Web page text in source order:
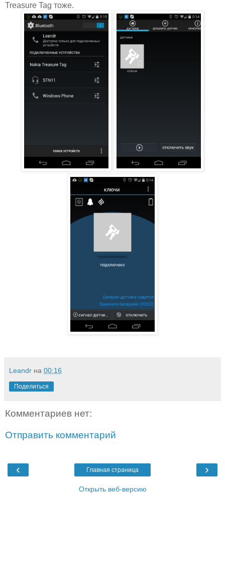
Treasure Tag тоже.
Leandr на 00:16
Поделиться
Комментариев нет:
Отправить комментарий
‹ ›
Главная страница
Открыть веб-версию